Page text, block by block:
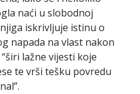
naći u slobodnoj
iskrivljuje istinu o
napada na vlast nakon
lažne vijesti koje
te vrši tešku povredu